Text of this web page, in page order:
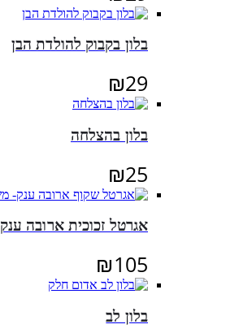
בלון בקבוק להולדת הבן
₪29
בלון בהצלחה
₪25
אגרטל זכוכית ארובה ענק
₪105
בלון לב